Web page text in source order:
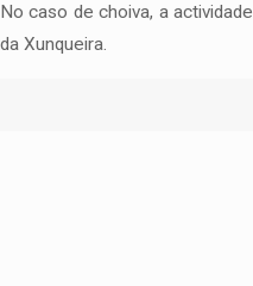
No caso de choiva, a
da Xunqueira.